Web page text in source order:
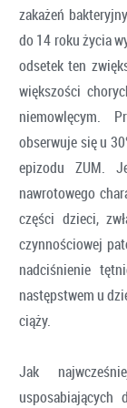
zakażeń
do 14 roku życia
odsetek ten
większości
niemowlęcym.
obserwuje się u
epizodu ZUM.
nawrotowego
części dzieci,
czynnościowej
nadciśnienie
następstwem u
ciąży.
Jak